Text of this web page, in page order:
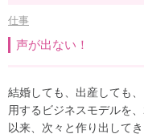
仕事
声が出ない！
結婚しても、出産しても
用するビジネスモデルを
以来、次々と作り出して